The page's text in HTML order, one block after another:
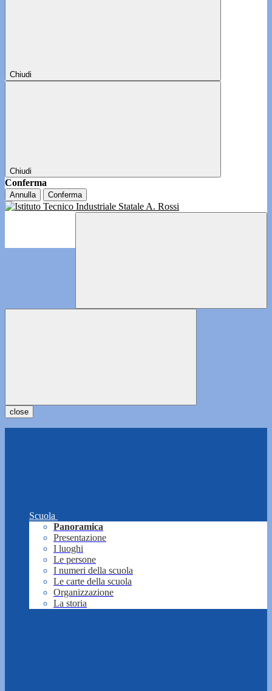
Chiudi
Chiudi
Conferma
Annulla Conferma
close
Scuola
Panoramica
Presentazione
I luoghi
Le persone
I numeri della scuola
Le carte della scuola
Organizzazione
La storia